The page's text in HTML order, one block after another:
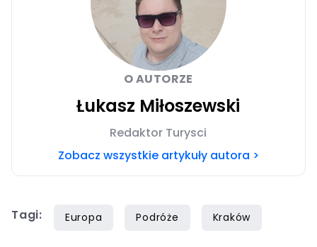
O AUTORZE
Łukasz Miłoszewski
Redaktor Turysci
Zobacz wszystkie artykuły autora >
Tagi: Europa Podróże Kraków